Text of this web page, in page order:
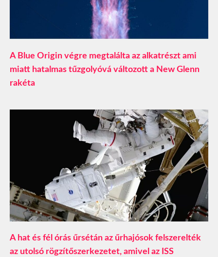
A Blue Origin végre megtalálta az alkatrészt ami
miatt hatalmas tűzgolyóvá változott a New Glenn
rakéta
A hat és fél órás űrsétán az űrhajósok felszerelték
az utolsó rögzítőszerkezetet, amivel az ISS